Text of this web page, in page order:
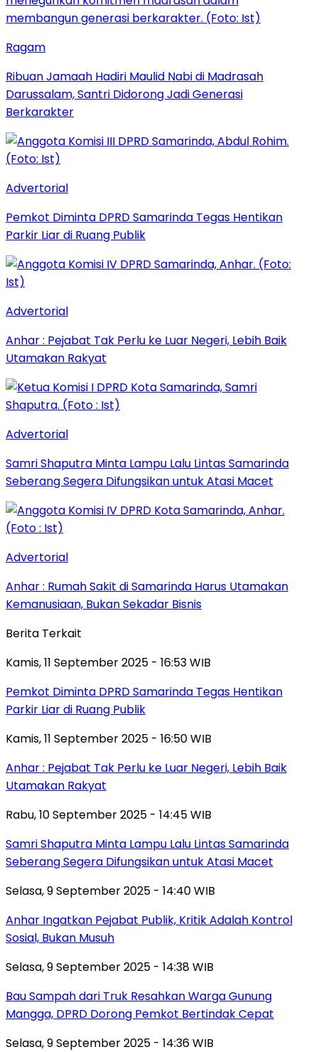
Ragam
Ribuan Jamaah Hadiri Maulid Nabi di Madrasah
Darussalam, Santri Didorong Jadi Generasi
Berkarakter
Advertorial
Pemkot Diminta DPRD Samarinda Tegas Hentikan
Parkir Liar di Ruang Publik
Advertorial
Anhar : Pejabat Tak Perlu ke Luar Negeri, Lebih Baik
Utamakan Rakyat
Advertorial
Samri Shaputra Minta Lampu Lalu Lintas Samarinda
Seberang Segera Difungsikan untuk Atasi Macet
Advertorial
Anhar : Rumah Sakit di Samarinda Harus Utamakan
Kemanusiaan, Bukan Sekadar Bisnis
Berita Terkait
Kamis, 11 September 2025 - 16:53 WIB
Pemkot Diminta DPRD Samarinda Tegas Hentikan
Parkir Liar di Ruang Publik
Kamis, 11 September 2025 - 16:50 WIB
Anhar : Pejabat Tak Perlu ke Luar Negeri, Lebih Baik
Utamakan Rakyat
Rabu, 10 September 2025 - 14:45 WIB
Samri Shaputra Minta Lampu Lalu Lintas Samarinda
Seberang Segera Difungsikan untuk Atasi Macet
Selasa, 9 September 2025 - 14:40 WIB
Anhar Ingatkan Pejabat Publik, Kritik Adalah Kontrol
Sosial, Bukan Musuh
Selasa, 9 September 2025 - 14:38 WIB
Bau Sampah dari Truk Resahkan Warga Gunung
Mangga, DPRD Dorong Pemkot Bertindak Cepat
Selasa, 9 September 2025 - 14:36 WIB